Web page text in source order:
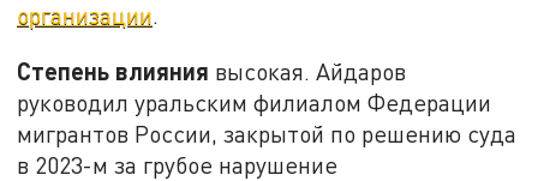
организации.
Степень влияния высокая. Айдаров
руководил уральским филиалом Федерации
мигрантов России, закрытой по решению суда
в 2023-м за грубое нарушение